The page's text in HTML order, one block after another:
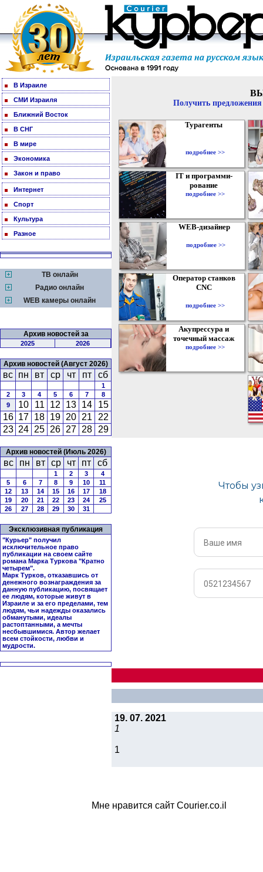
В Израиле
СМИ Израиля
Ближний Восток
В СНГ
В мире
Экономика
Закон и право
Интернет
Спорт
Культура
Разное
ТВ онлайн
Радио онлайн
WEB камеры онлайн
Архив новостей за
2025 2026
Архив новостей (Август 2026)
вс пн вт ср чт пт сб
1
2
3 4 5 6 7
8
9
10 11 12 13 14
15
16 17 18 19 20 21
22
23 24 25 26 27 28 29
Архив новостей (Июль 2026)
вс пн вт ср чт пт сб
1 2 3
4
5
6 7 8 9 10
11
12
13 14 15 16 17
18
19
20 21 22 23 24
25
26
27 28 29 30 31
Эксклюзивная публикация
"Курьер" получил
исключительное право
публикации на своем сайте
романа Марка Туркова "Кратно
четырем".
Марк Турков, отказавшись от
денежного вознаграждения за
данную публикацию, посвящает
ее людям, которые живут в
Израиле и за его пределами, тем
людям, чьи надежды оказались
обманутыми, идеалы
растоптанными, а мечты
несбывшимися. Автор желает
всем стойкости, любви и
мудрости.
Получить
Турагенты
подробнее >>
IT и программи-
рование
подробнее >>
WEB-дизайнер
подробнее >>
Оператор станков
CNC
подробнее >>
Акупрессура и
точечный массаж
подробнее >>
19. 07. 2021
1
1
Мне нравится сайт Courier.co.il